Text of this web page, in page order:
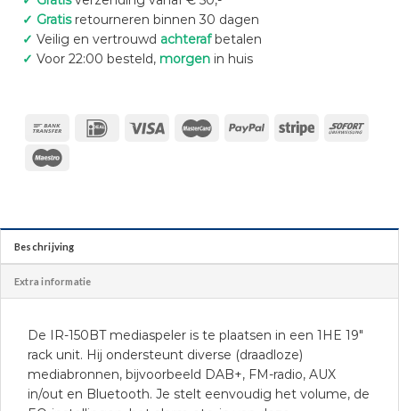
✓ Gratisretourneren binnen 30 dagen
✓ Veilig en vertrouwd achterafbetalen
✓ Voor 22:00 besteld, morgenin huis
Beschrijving
Extra informatie
De IR-150BT mediaspeler is te plaatsen in een 1HE 19″
rack unit. Hij ondersteunt diverse (draadloze)
mediabronnen, bijvoorbeeld DAB+, FM-radio, AUX
in/out en Bluetooth. Je stelt eenvoudig het volume, de